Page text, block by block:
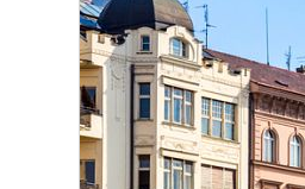
Астана
Афины
Киев